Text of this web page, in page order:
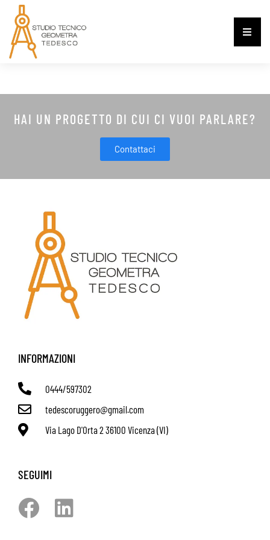
HAI UN PROGETTO DI CUI CI VUOI PARLARE?
Contattaci
INFORMAZIONI
0444/597302
tedescoruggero@gmail.com
Via Lago D'Orta 2 36100 Vicenza (VI)
SEGUIMI